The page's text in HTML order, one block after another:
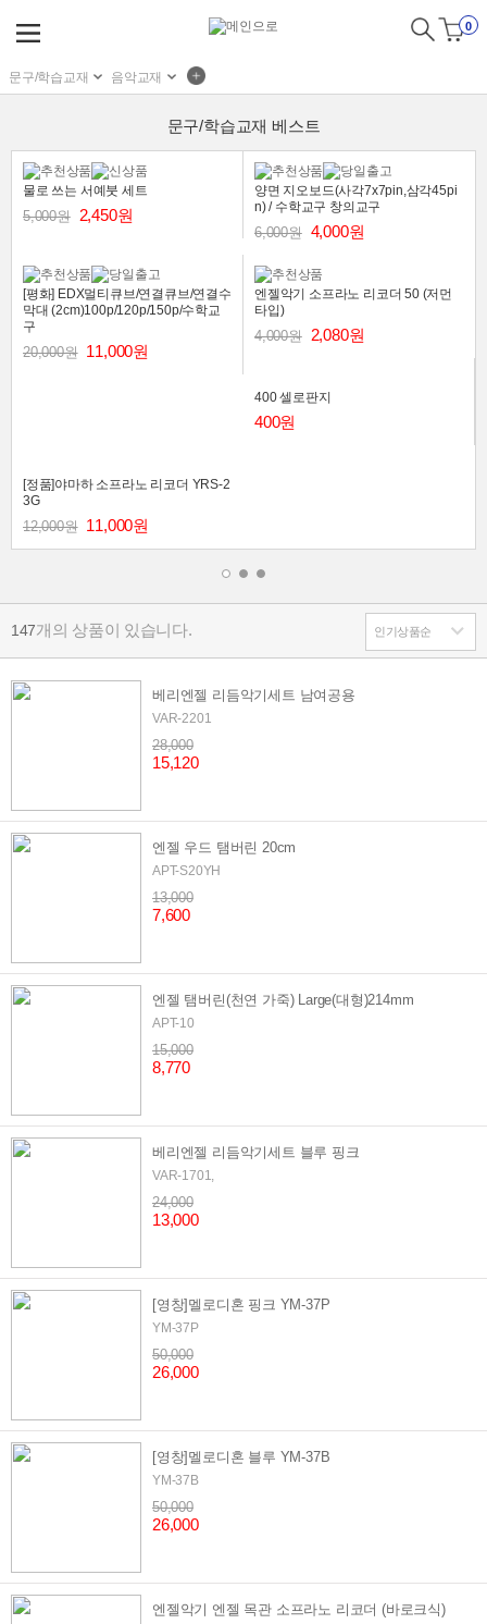
0
문구/학습교재 음악교재
문구/학습교재 베스트
물로 쓰는 서예붓 세트
5,000원 2,450원
양면 지오보드(사각7x7pin,삼각45pi
n) / 수학교구 창의교구
6,000원 4,000원
[평화] EDX멀티큐브/연결큐브/연결수
막대 (2cm)100p/120p/150p/수학교
구
20,000원 11,000원
엔젤악기 소프라노 리코더 50 (저먼
타입)
4,000원 2,080원
400 셀로판지
400원
[정품]야마하 소프라노 리코더 YRS-2
3G
12,000원 11,000원
147개의 상품이 있습니다.
베리엔젤 리듬악기세트 남여공용
VAR-2201
28,000
15,120
엔젤 우드 탬버린 20cm
APT-S20YH
13,000
7,600
엔젤 탬버린(천연 가죽) Large(대형)214mm
APT-10
15,000
8,770
베리엔젤 리듬악기세트 블루 핑크
VAR-1701,
24,000
13,000
[영창]멜로디혼 핑크 YM-37P
YM-37P
50,000
26,000
[영창]멜로디혼 블루 YM-37B
YM-37B
50,000
26,000
엔젤악기 엔젤 목관 소프라노 리코더 (바로크식)